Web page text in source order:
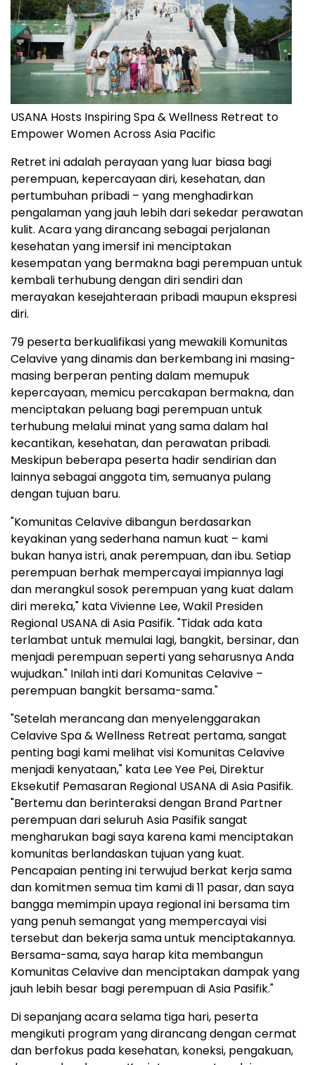
USANA Hosts Inspiring Spa & Wellness Retreat to
Empower Women Across Asia Pacific
Retret ini adalah perayaan yang luar biasa bagi
perempuan, kepercayaan diri, kesehatan, dan
pertumbuhan pribadi – yang menghadirkan
pengalaman yang jauh lebih dari sekedar perawatan
kulit. Acara yang dirancang sebagai perjalanan
kesehatan yang imersif ini menciptakan
kesempatan yang bermakna bagi perempuan untuk
kembali terhubung dengan diri sendiri dan
merayakan kesejahteraan pribadi maupun ekspresi
diri.
79 peserta berkualifikasi yang mewakili Komunitas
Celavive yang dinamis dan berkembang ini masing-
masing berperan penting dalam memupuk
kepercayaan, memicu percakapan bermakna, dan
menciptakan peluang bagi perempuan untuk
terhubung melalui minat yang sama dalam hal
kecantikan, kesehatan, dan perawatan pribadi.
Meskipun beberapa peserta hadir sendirian dan
lainnya sebagai anggota tim, semuanya pulang
dengan tujuan baru.
"Komunitas Celavive dibangun berdasarkan
keyakinan yang sederhana namun kuat – kami
bukan hanya istri, anak perempuan, dan ibu. Setiap
perempuan berhak mempercayai impiannya lagi
dan merangkul sosok perempuan yang kuat dalam
diri mereka," kata Vivienne Lee, Wakil Presiden
Regional USANA di Asia Pasifik. "Tidak ada kata
terlambat untuk memulai lagi, bangkit, bersinar, dan
menjadi perempuan seperti yang seharusnya Anda
wujudkan." Inilah inti dari Komunitas Celavive –
perempuan bangkit bersama-sama."
"Setelah merancang dan menyelenggarakan
Celavive Spa & Wellness Retreat pertama, sangat
penting bagi kami melihat visi Komunitas Celavive
menjadi kenyataan," kata Lee Yee Pei, Direktur
Eksekutif Pemasaran Regional USANA di Asia Pasifik.
"Bertemu dan berinteraksi dengan Brand Partner
perempuan dari seluruh Asia Pasifik sangat
mengharukan bagi saya karena kami menciptakan
komunitas berlandaskan tujuan yang kuat.
Pencapaian penting ini terwujud berkat kerja sama
dan komitmen semua tim kami di 11 pasar, dan saya
bangga memimpin upaya regional ini bersama tim
yang penuh semangat yang mempercayai visi
tersebut dan bekerja sama untuk menciptakannya.
Bersama-sama, saya harap kita membangun
Komunitas Celavive dan menciptakan dampak yang
jauh lebih besar bagi perempuan di Asia Pasifik."
Di sepanjang acara selama tiga hari, peserta
mengikuti program yang dirancang dengan cermat
dan berfokus pada kesehatan, koneksi, pengakuan,